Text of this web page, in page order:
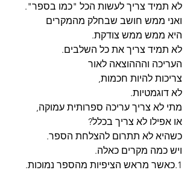
לא תמיד צריך לעשות הכל "כמו בספר".
ואני ממש חושב שבחלק מהמקרים
היא ממש ממש צודקת.
לא תמיד צריך את כל השלבים.
העריכה והההוצאה לאור
צריכות להיות חכמות,
לא דוגמטיות.
מתי לא צריך עריכה ספרותית עמוקה,
או אפילו לא צריך בכלל?
כשהיא לא תתרום להצלחת הספר.
ויש כמה מקרים כאלה.
1.כאשר מראש הציפיות מהספר נמוכות.